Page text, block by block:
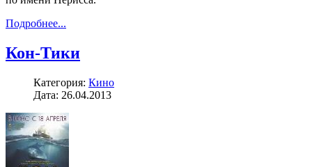
Подробнее...
Кон-Тики
Категория: Кино
Дата: 26.04.2013